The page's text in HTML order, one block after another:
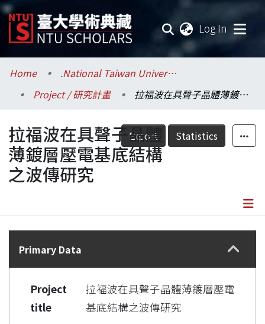
Log In
Communities & Collections
Research Outputs
Fundings & Projects
Researchers
Statistics
Home
.National Taiwan University / 國立臺灣大學
Project / 研究計畫
拉福波在具聲子晶體薄鍍層壓電基底結構之波傳研究
Export Statistics
拉福波在具聲子晶體
薄鍍層壓電基底結構
之波傳研究
Details
Primary Data
Project
title
拉福波在具聲子晶體薄鍍層壓電
基底結構之波傳研究